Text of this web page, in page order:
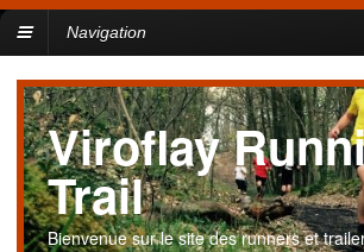
Navigation
Viroflay
Trail
Bienvenue sur le site des runners et